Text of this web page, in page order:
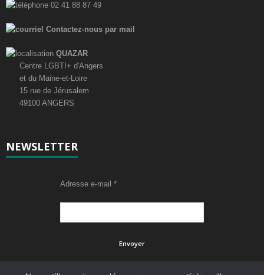
02 41 88 87 49
Contactez-nous par mail
QUAZAR
Centre LGBTI+ d'Angers
et du Maine-et-Loire
15 rue de Jérusalem
49100 ANGERS
NEWSLETTER
Adresse e-mail *